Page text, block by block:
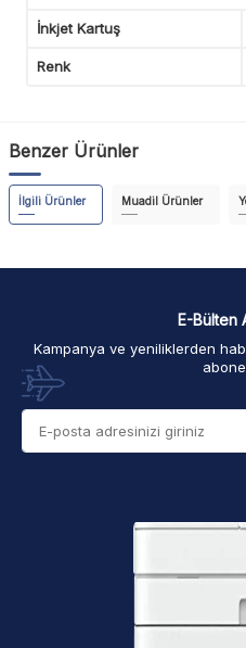
İnkjet Kartuş
Renk
Benzer Ürünler
İlgili Ürünler Muadil Ürünler
E-Bülten
Kampanya ve yeniliklerden